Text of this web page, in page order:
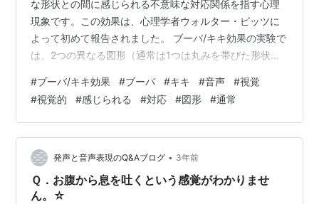
な形状との間に感じられる不意味な対応関係を指す心理
現象です。この効果は、心理学者ウォルター・ピッツに
よって初めて報告されました。 ブーバ/キキ効果の実験で
は、2つの異なる図形（通常は1つは丸みを帯びた形状
（Booba）」でどちらが「キキ（Kiki）」かを選ぶように
被験者に求めます。その結果、ほとんどの人が丸みを帯
びた図形を「ブーバ」とし、尖った図形を「キキ」とし
ます。 この効果は、言語音の特徴と形状の特徴との間に
視覚-音響の対応関係が感じられる傾向があることを示し
ています。…
#ブーバ/キキ効果 #ブーバ #キキ #音声 #視覚
#視覚的 #感じられる #対応 #図形 #通常
発声と音声表現のQ&Aブログ • 3年前
Ｑ．お腹から息を吐くという感覚がわかりませ
ん。☆